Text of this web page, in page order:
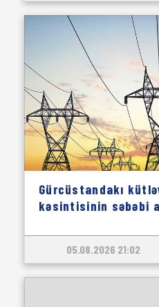
Gürcüstandakı
kəsintisinin səbəbi
05.08.2026 21:02